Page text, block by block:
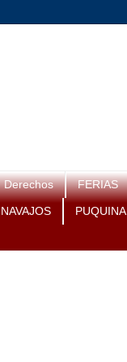
Derechos FERIAS
NAVAJOS PUQUINA